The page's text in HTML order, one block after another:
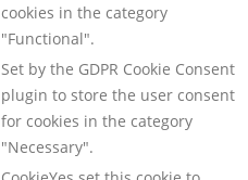
cookies in the category
"Functional".
Set by the GDPR Cookie Consent
plugin to store the user consent
for cookies in the category
"Necessary".